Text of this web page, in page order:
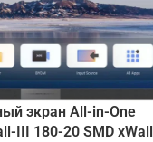
экран All-in-One
III 180-20 SMD xWall